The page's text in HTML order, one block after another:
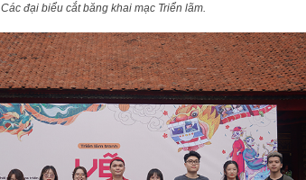
Các đại biểu cắt băng khai mạc Triển lãm.